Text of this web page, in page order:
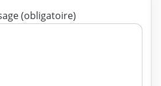
Texte de votre message (obligatoire)